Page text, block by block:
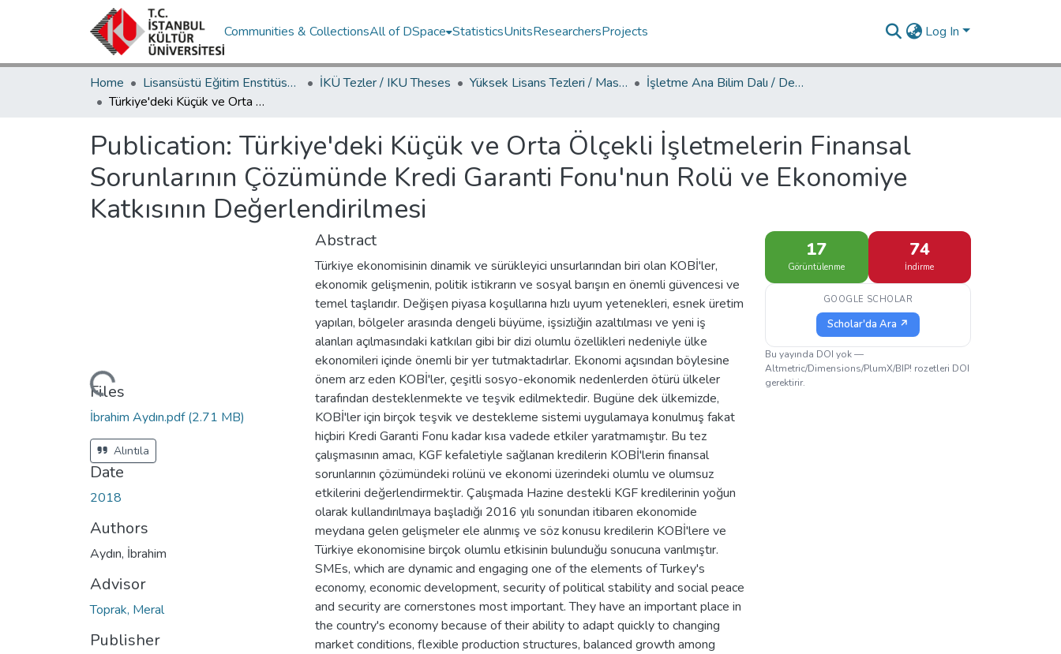
Communities & CollectionsAll of DSpace StatisticsUnitsResearchersProjects Log In
Home Lisansüstü Eğitim Enstitüsü / Postgraduate Education Institute İKÜ Tezler / IKU Theses Yüksek Lisans Tezleri / Master's Theses
İşletme Ana Bilim Dalı / Department of Business Administration
Türkiye'deki Küçük ve Orta Ölçekli İşletmelerin Finansal Sorunlarının Çözümünde Kredi Garanti Fonu'nun Rolü ve Ekonomiye Katkısının Değerlendirilmesi
Publication: Türkiye'deki Küçük ve Orta Ölçekli İşletmelerin Finansal
Sorunlarının Çözümünde Kredi Garanti Fonu'nun Rolü ve Ekonomiye
Katkısının Değerlendirilmesi
Loading...
Files
İbrahim Aydın.pdf(2.71 MB)
Alıntıla
Date
2018
Authors
Aydın, İbrahim
Advisor
Toprak, Meral
Publisher
Abstract
Türkiye ekonomisinin dinamik ve sürükleyici unsurlarından biri olan KOBİ'ler,
ekonomik gelişmenin, politik istikrarın ve sosyal barışın en önemli güvencesi ve
temel taşlarıdır. Değişen piyasa koşullarına hızlı uyum yetenekleri, esnek üretim
yapıları, bölgeler arasında dengeli büyüme, işsizliğin azaltılması ve yeni iş
alanları açılmasındaki katkıları gibi bir dizi olumlu özellikleri nedeniyle ülke
ekonomileri içinde önemli bir yer tutmaktadırlar. Ekonomi açısından böylesine
önem arz eden KOBİ'ler, çeşitli sosyo-ekonomik nedenlerden ötürü ülkeler
tarafından desteklenmekte ve teşvik edilmektedir. Bugüne dek ülkemizde,
KOBİ'ler için birçok teşvik ve destekleme sistemi uygulamaya konulmuş fakat
hiçbiri Kredi Garanti Fonu kadar kısa vadede etkiler yaratmamıştır. Bu tez
çalışmasının amacı, KGF kefaletiyle sağlanan kredilerin KOBİ'lerin finansal
sorunlarının çözümündeki rolünü ve ekonomi üzerindeki olumlu ve olumsuz
etkilerini değerlendirmektir. Çalışmada Hazine destekli KGF kredilerinin yoğun
olarak kullandırılmaya başladığı 2016 yılı sonundan itibaren ekonomide
meydana gelen gelişmeler ele alınmış ve söz konusu kredilerin KOBİ'lere ve
Türkiye ekonomisine birçok olumlu etkisinin bulunduğu sonucuna varılmıştır.
SMEs, which are dynamic and engaging one of the elements of Turkey's
economy, economic development, security of political stability and social peace
and security are cornerstones most important. They have an important place in
the country's economy because of their ability to adapt quickly to changing
market conditions, flexible production structures, balanced growth among
17
Görüntülenme
74
İndirme
GOOGLE SCHOLAR
Scholar'da Ara ↗
Bu yayında DOI yok —
Altmetric/Dimensions/PlumX/BIP! rozetleri DOI
gerektirir.